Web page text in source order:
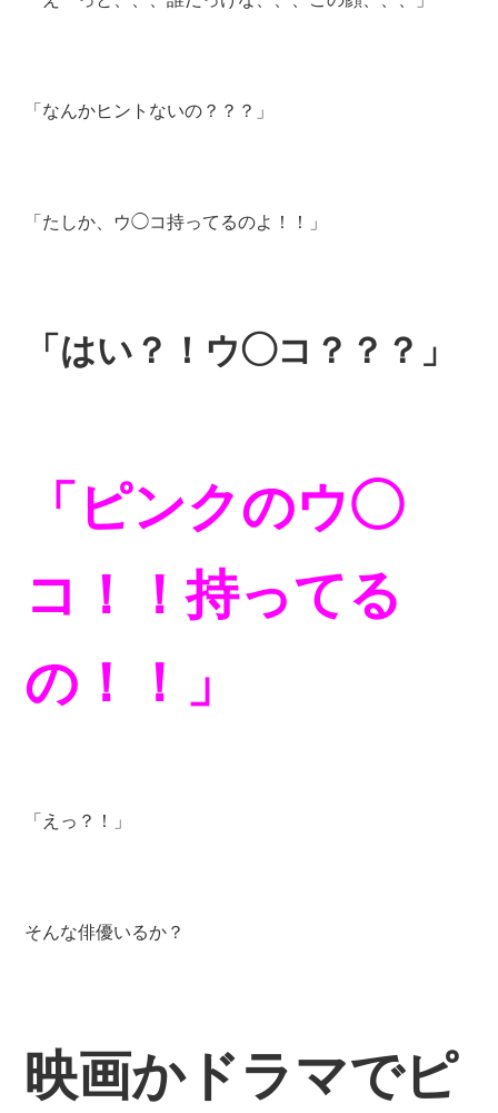
「なんかヒントないの？？？」
「たしか、ウ◯コ持ってるのよ！！」
「はい？！ウ◯コ？？？」
「ピンクのウ◯
コ！！持ってる
の！！」
「えっ？！」
そんな俳優いるか？
映画かドラマでピ